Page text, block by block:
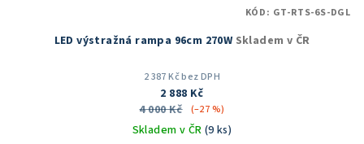
LED výstražná rampa 96cm 270W Skladem v ČR
2 387 Kč bez DPH
2 888 Kč
4 000 Kč
(–27 %)
Skladem v ČR (9 ks)
KÓD: GT-RTS-6S-DGL